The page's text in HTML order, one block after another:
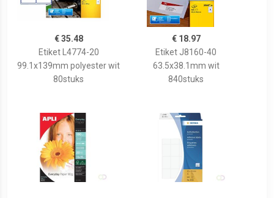
€ 35.48
Etiket L4774-20
99.1x139mm polyester wit
80stuks
€ 18.97
Etiket J8160-40
63.5x38.1mm wit
840stuks